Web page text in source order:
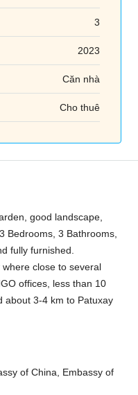
3
2023
Căn nhà
Cho thuê
good landscape,
Bedrooms, 3 Bathrooms,
fully furnished.
close to several
offices, less than 10
about 3-4 km to Patuxay
of China, Embassy of